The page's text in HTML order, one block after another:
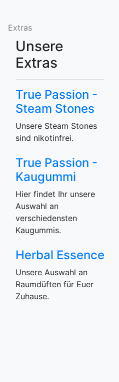
Extras
Unsere
Extras
True Passion -
Steam Stones
Unsere Steam Stones
sind nikotinfrei.
True Passion -
Kaugummi
Hier findet Ihr unsere
Auswahl an
verschiedensten
Kaugummis.
Herbal Essence
Unsere Auswahl an
Raumdüften für Euer
Zuhause.